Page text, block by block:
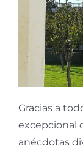
Gracias a
excepcional
anécdotas